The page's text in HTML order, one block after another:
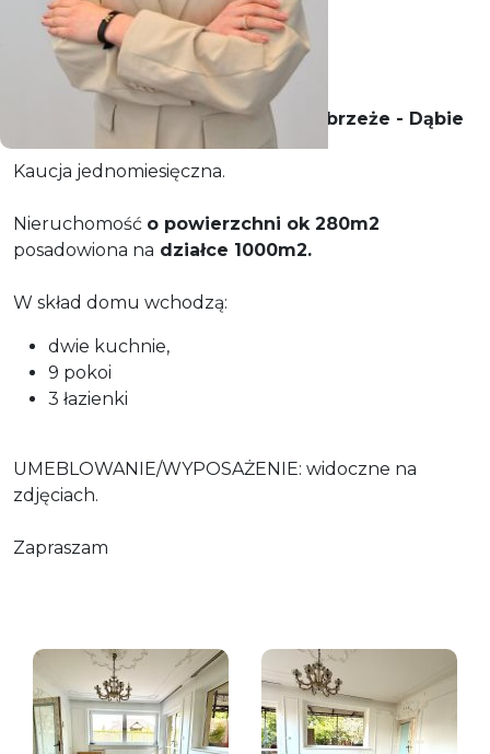
Na wynajem dom pod pracowników.
Zlokalizowany wSzczecin - Prawobrzeże - Dąbie
Kaucja jednomiesięczna.
Nieruchomość o powierzchni ok 280m2
posadowiona na działce 1000m2.
W skład domu wchodzą:
dwie kuchnie,
9 pokoi
3 łazienki
UMEBLOWANIE/WYPOSAŻENIE: widoczne na
zdjęciach.
Zapraszam